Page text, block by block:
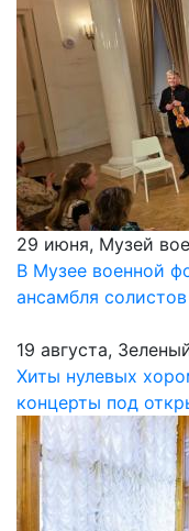
29 июня, Музей
В Музее военной
ансамбля
19 августа,
Хиты нулевых
концерты под